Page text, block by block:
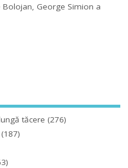
Bolojan, George Simion a
tăcere (276)
(187)